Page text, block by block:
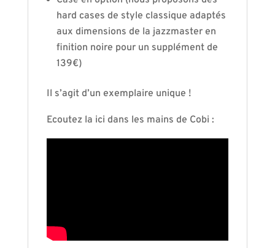
hard cases de style classique adaptés
aux dimensions de la jazzmaster en
finition noire pour un supplément de
139€)
Il s’agit d’un exemplaire unique !
Ecoutez la ici dans les mains de Cobi :